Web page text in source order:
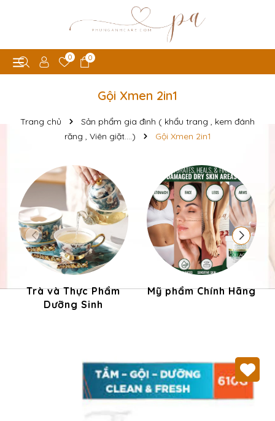
0 0
Gội Xmen 2in1
Trang chủ
Sản phẩm gia đình ( khẩu trang , kem đánh
răng , Viên giặt....)
Gội Xmen 2in1
Trà và Thực Phẩm
Dưỡng Sinh
Mỹ phẩm Chính Hãng